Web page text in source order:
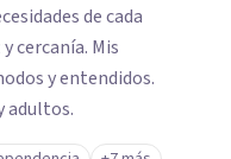
de cada
cercanía. Mis
y entendidos.
adultos.